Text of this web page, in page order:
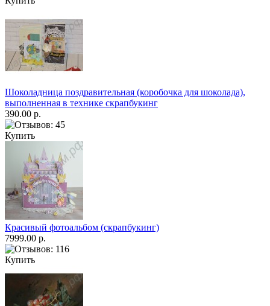
Шоколадница поздравительная (коробочка для шоколада),
выполненная в технике скрапбукинг
390.00 р.
Купить
Красивый фотоальбом (скрапбукинг)
7999.00 р.
Купить